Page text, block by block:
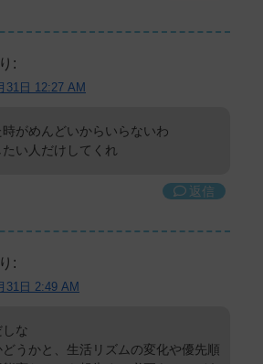
:
31日 12:27 AM
がめんどいからいらないわ
い人だけしてくれ
返信
:
31日 2:49 AM
な
うかと、生活リズムの変化や優先順